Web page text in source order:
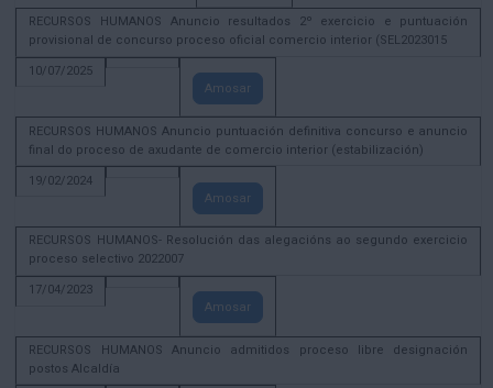
RECURSOS HUMANOS Anuncio resultados 2º exercicio e puntuación
provisional de concurso proceso oficial comercio interior (SEL2023015
10/07/2025
Amosar
RECURSOS HUMANOS Anuncio puntuación definitiva concurso e anuncio
final do proceso de axudante de comercio interior (estabilización)
19/02/2024
Amosar
RECURSOS HUMANOS- Resolución das alegacións ao segundo exercicio
proceso selectivo 2022007
17/04/2023
Amosar
RECURSOS HUMANOS Anuncio admitidos proceso libre designación
postos Alcaldía